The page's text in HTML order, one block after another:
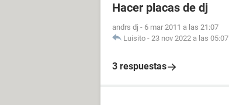
Hacer placas de dj
andrs dj - 6 mar 2011 a las 21:07
Luisito - 23 nov 2022 a las 05:07
3 respuestas